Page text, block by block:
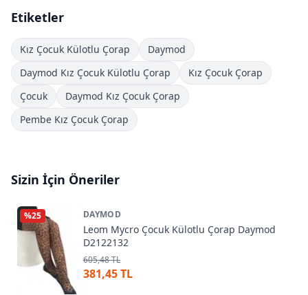
Etiketler
Kız Çocuk Külotlu Çorap
Daymod
Daymod Kız Çocuk Külotlu Çorap
Kız Çocuk Çorap
Çocuk
Daymod Kız Çocuk Çorap
Pembe Kız Çocuk Çorap
Sizin İçin Öneriler
%25 DAYMOD
Leom Mycro Çocuk Külotlu Çorap Daymod
D2122132
605,48 TL
381,45 TL